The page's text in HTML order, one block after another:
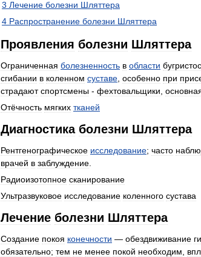
3 Лечение болезни Шляттера
4 Распространение болезни Шляттера
Проявления болезни Шляттера
Ограниченная болезненность в области
сгибании в коленном суставе особенно при
страдают спортсмены - фехтовальщики
Отёчность мягких тканей
Диагностика болезни Шляттера
Рентгенографическое исследование; часто
врачей в заблуждение
Радиоизотопное сканирование
Ультразвуковое исследование коленного сустава
Лечение болезни Шляттера
Создание покоя конечности — обездвиживание
обязательно; тем не менее покой необходим